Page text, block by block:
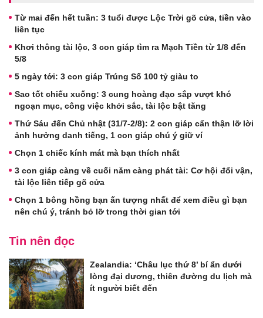
Từ mai đến hết tuần: 3 tuổi được Lộc Trời gõ cửa, tiền vào
liên tục
Khơi thông tài lộc, 3 con giáp tìm ra Mạch Tiền từ 1/8 đến
5/8
5 ngày tới: 3 con giáp Trúng Số 100 tỷ giàu to
Sao tốt chiếu xuống: 3 cung hoàng đạo sắp vượt khó
ngoạn mục, công việc khởi sắc, tài lộc bật tăng
Thứ Sáu đến Chủ nhật (31/7-2/8): 2 con giáp cẩn thận lỡ lời
ảnh hưởng danh tiếng, 1 con giáp chú ý giữ ví
Chọn 1 chiếc kính mát mà bạn thích nhất
3 con giáp càng về cuối năm càng phát tài: Cơ hội đổi vận,
tài lộc liên tiếp gõ cửa
Chọn 1 bông hồng bạn ấn tượng nhất để xem điều gì bạn
nên chú ý, tránh bỏ lỡ trong thời gian tới
Tin nên đọc
Zealandia: ‘Châu lục thứ 8’ bí ẩn dưới
lòng đại dương, thiên đường du lịch mà
ít người biết đến